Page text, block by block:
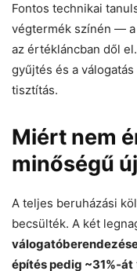
Fontos technikai
végtermék színén —
az értékláncban dől
gyűjtés és a
tisztítás.
Miért nem
minőségű
A teljes beruházási
becsülték. A két
építés pedig ~31%‑át